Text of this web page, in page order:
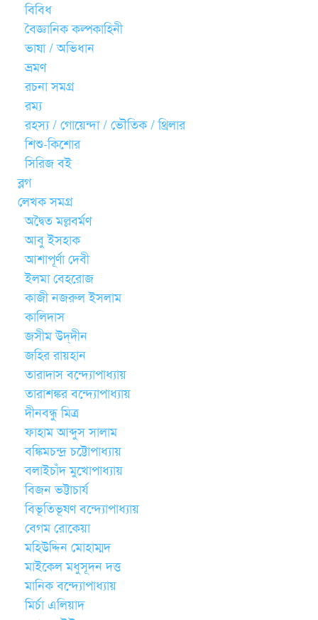
বিবিধ
বৈজ্ঞানিক কল্পকাহিনী
ভাষা / অভিধান
ভ্রমণ
রচনা সমগ্র
রম্য
রহস্য / গোয়েন্দা / ভৌতিক / থ্রিলার
শিশু-কিশোর
সিরিজ বই
ব্লগ
লেখক সমগ্র
অদ্বৈত মল্লবর্মণ
আবু ইসহাক
আশাপূর্ণা দেবী
ইলমা বেহরোজ
কাজী নজরুল ইসলাম
কালিদাস
জসীম উদ্‌দীন
জহির রায়হান
তারাদাস বন্দ্যোপাধ্যায়
তারাশঙ্কর বন্দ্যোপাধ্যায়
দীনবন্ধু মিত্র
ফাহাম আব্দুস সালাম
বঙ্কিমচন্দ্র চট্টোপাধ্যায়
বলাইচাঁদ মুখোপাধ্যায়
বিজন ভট্টাচার্য
বিভূতিভূষণ বন্দ্যোপাধ্যায়
বেগম রোকেয়া
মহিউদ্দিন মোহাম্মদ
মাইকেল মধুসূদন দত্ত
মানিক বন্দ্যোপাধ্যায়
মির্চা এলিয়াদ